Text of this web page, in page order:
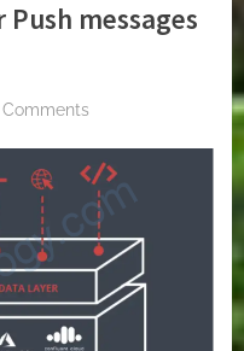
messages
Commentson
Insert
data
or
Push
messages
to